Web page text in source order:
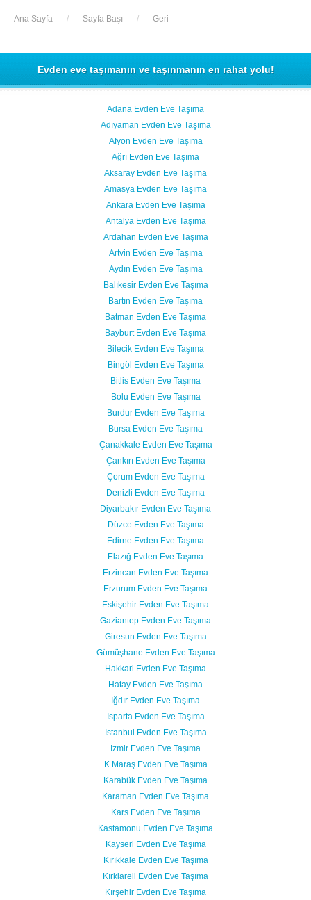
Ana Sayfa / Sayfa Başı / Geri
Evden eve taşımanın ve taşınmanın en rahat yolu!
Adana Evden Eve Taşıma
Adıyaman Evden Eve Taşıma
Afyon Evden Eve Taşıma
Ağrı Evden Eve Taşıma
Aksaray Evden Eve Taşıma
Amasya Evden Eve Taşıma
Ankara Evden Eve Taşıma
Antalya Evden Eve Taşıma
Ardahan Evden Eve Taşıma
Artvin Evden Eve Taşıma
Aydın Evden Eve Taşıma
Balıkesir Evden Eve Taşıma
Bartın Evden Eve Taşıma
Batman Evden Eve Taşıma
Bayburt Evden Eve Taşıma
Bilecik Evden Eve Taşıma
Bingöl Evden Eve Taşıma
Bitlis Evden Eve Taşıma
Bolu Evden Eve Taşıma
Burdur Evden Eve Taşıma
Bursa Evden Eve Taşıma
Çanakkale Evden Eve Taşıma
Çankırı Evden Eve Taşıma
Çorum Evden Eve Taşıma
Denizli Evden Eve Taşıma
Diyarbakır Evden Eve Taşıma
Düzce Evden Eve Taşıma
Edirne Evden Eve Taşıma
Elazığ Evden Eve Taşıma
Erzincan Evden Eve Taşıma
Erzurum Evden Eve Taşıma
Eskişehir Evden Eve Taşıma
Gaziantep Evden Eve Taşıma
Giresun Evden Eve Taşıma
Gümüşhane Evden Eve Taşıma
Hakkari Evden Eve Taşıma
Hatay Evden Eve Taşıma
Iğdır Evden Eve Taşıma
Isparta Evden Eve Taşıma
İstanbul Evden Eve Taşıma
İzmir Evden Eve Taşıma
K.Maraş Evden Eve Taşıma
Karabük Evden Eve Taşıma
Karaman Evden Eve Taşıma
Kars Evden Eve Taşıma
Kastamonu Evden Eve Taşıma
Kayseri Evden Eve Taşıma
Kırıkkale Evden Eve Taşıma
Kırklareli Evden Eve Taşıma
Kırşehir Evden Eve Taşıma